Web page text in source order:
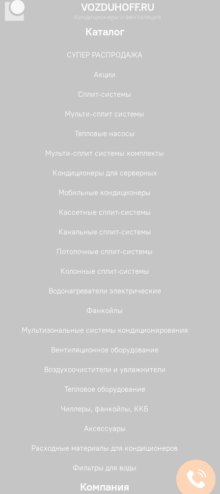
VOZDUHOFF.RU
Кондиционеры и вентиляция
Каталог
СУПЕР РАСПРОДАЖА
Акции
Сплит-системы
Мульти-сплит системы
Тепловые насосы
Мульти-сплит системы комплекты
Кондиционеры для серверных
Мобильные кондиционеры
Кассетные сплит-системы
Канальные сплит-системы
Потолочные сплит-системы
Колонные сплит-системы
Водонагреватели электрические
Фанкойлы
Мультизональные системы кондиционирования
Вентиляционное оборудование
Воздухоочистители и увлажнители
Тепловое оборудование
Чиллеры, фанкойлы, ККБ
Аксессуары
Расходные материалы для кондиционеров
Фильтры для воды
Компания